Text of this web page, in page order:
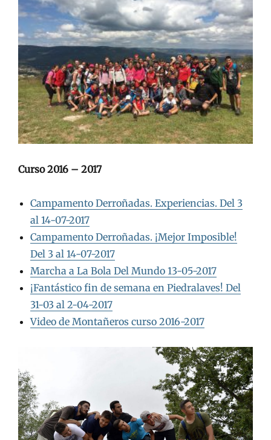
Curso 2016 – 2017
Campamento Derroñadas. Experiencias. Del 3
al 14-07-2017
Campamento Derroñadas. ¡Mejor Imposible!
Del 3 al 14-07-2017
Marcha a La Bola Del Mundo 13-05-2017
¡Fantástico fin de semana en Piedralaves! Del
31-03 al 2-04-2017
Video de Montañeros curso 2016-2017